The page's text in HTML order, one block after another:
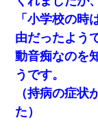
って知ってるの？
同じマンションに
ている事に気づい
私が遺産を相続。
「リフォーム費用
浅ましくも集りにき
「小学校の時
由だったよう
動音痴なのを
うです。
（持病の症状
た）